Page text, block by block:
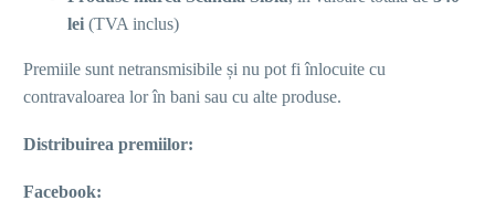
lei (TVA inclus)
Premiile sunt netransmisibile și nu pot fi înlocuite cu
contravaloarea lor în bani sau cu alte produse.
Distribuirea premiilor:
Facebook: